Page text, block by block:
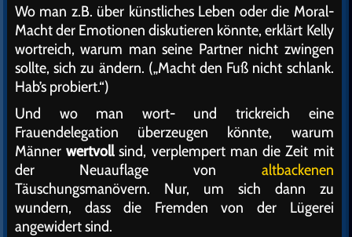
Wo man z.B. über künstliches Leben oder die Moral-
Macht der Emotionen diskutieren könnte, erklärt Kelly
wortreich, warum man seine Partner nicht zwingen
sollte, sich zu ändern. („Macht den Fuß nicht schlank.
Hab’s probiert.“)
Und wo man wort- und trickreich eine
Frauendelegation überzeugen könnte, warum
Männerwertvollsind, verplempert man die Zeit mit
der Neuauflage von altbackenen
Täuschungsmanövern. Nur, um sich dann zu
wundern, dass die Fremden von der Lügerei
angewidert sind.